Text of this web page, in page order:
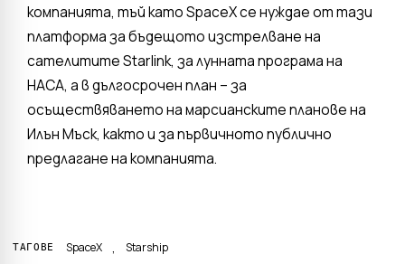
компанията, тъй като SpaceX се нуждае от тази
платформа за бъдещото изстрелване на
сателитите Starlink, за лунната програма на
НАСА, а в дългосрочен план – за
осъществяването на марсианските планове на
Илън Мъск, както и за първичното публично
предлагане на компанията.
ТАГОВЕ SpaceX Starship